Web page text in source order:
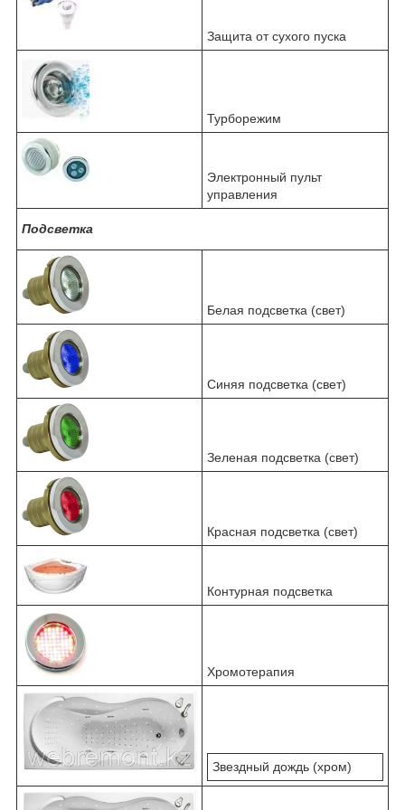
Защита от сухого пуска
Турборежим
Электронный пульт
управления
Подсветка
Белая подсветка (свет)
Синяя подсветка (свет)
Зеленая подсветка (свет)
Красная подсветка (свет)
Контурная подсветка
Хромотерапия
Звездный дождь (хром)